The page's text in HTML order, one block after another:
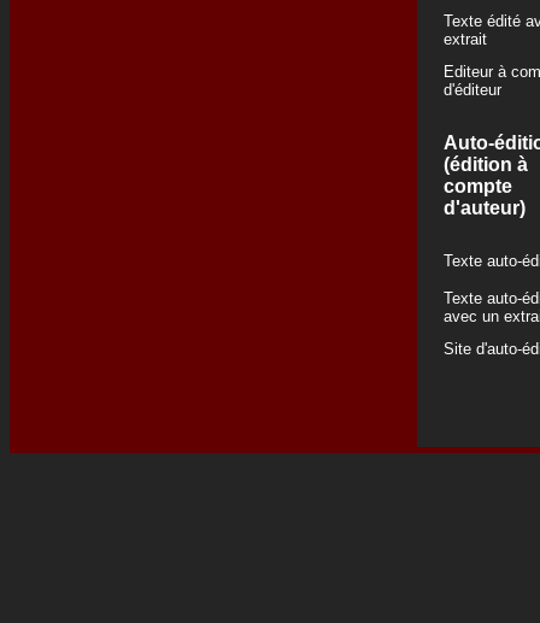
Texte édité
extrait
Editeur à
d'éditeur
Auto-
(édition à
compte
d'auteur)
Texte auto-
Texte auto-
avec un
Site d'auto-